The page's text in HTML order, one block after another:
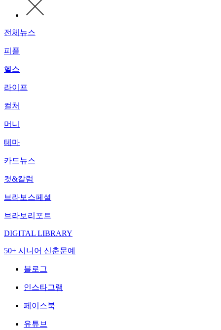
전체뉴스
피플
헬스
라이프
컬처
머니
테마
카드뉴스
컷&칼럼
브라보스페셜
브라보리포트
DIGITAL LIBRARY
50+ 시니어 신춘문예
블로그
인스타그램
페이스북
유튜브